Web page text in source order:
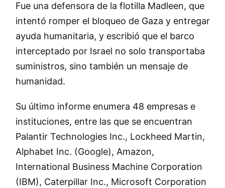
Fue una defensora de la flotilla Madleen, que
intentó romper el bloqueo de Gaza y entregar
ayuda humanitaria, y escribió que el barco
interceptado por Israel no solo transportaba
suministros, sino también un mensaje de
humanidad.
Su último informe enumera 48 empresas e
instituciones, entre las que se encuentran
Palantir Technologies Inc., Lockheed Martin,
Alphabet Inc. (Google), Amazon,
International Business Machine Corporation
(IBM), Caterpillar Inc., Microsoft Corporation